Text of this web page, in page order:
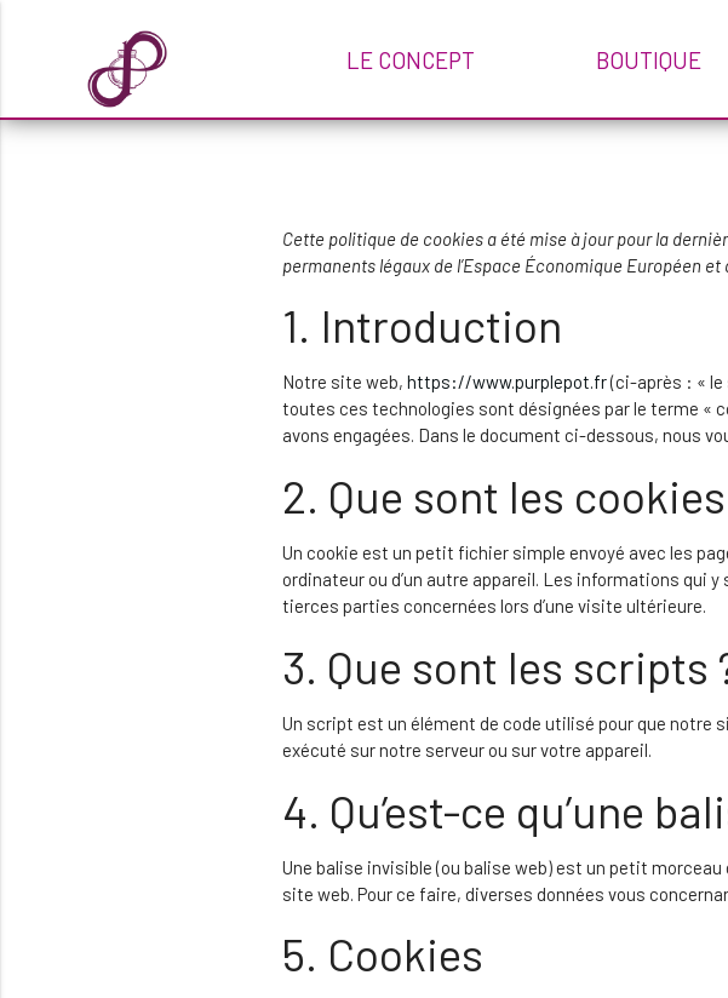
LE CONCEPT BOUTIQUE
Politique de
Cette politique de cookies a été mise à jour pour la
permanents légaux de l’Espace Économique Européen et
1. Introduction
Notre site web, https://www.purplepot.fr(ci-après : « le
toutes ces technologies sont désignées par le terme «
avons engagées. Dans le document ci-dessous, nous
2. Que sont les
Un cookie est un petit fichier simple envoyé avec les
ordinateur ou d’un autre appareil. Les informations qui
tierces parties concernées lors d’une visite ultérieure.
3. Que sont les scripts
Un script est un élément de code utilisé pour que
exécuté sur notre serveur ou sur votre appareil.
4. Qu’est-ce qu’une
Une balise invisible (ou balise web) est un petit
site web. Pour ce faire, diverses données vous
5. Cookies